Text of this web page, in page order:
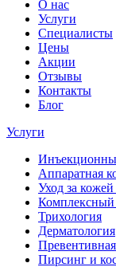
О нас
Услуги
Специалисты
Цены
Акции
Отзывы
Контакты
Блог
Услуги
Аппаратная
Уход за
Комплексный
Трихология
Дерматология
Пирсинг и